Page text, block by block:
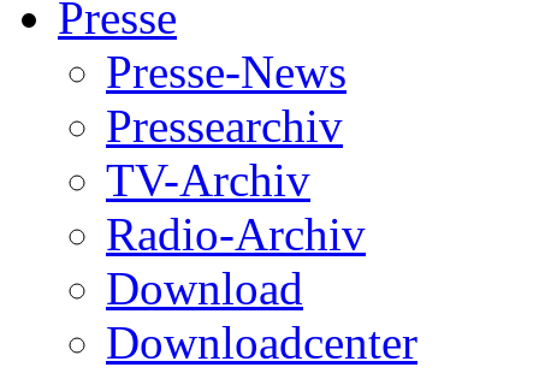
Presse
Presse-News
Pressearchiv
TV-Archiv
Radio-Archiv
Download
Downloadcenter